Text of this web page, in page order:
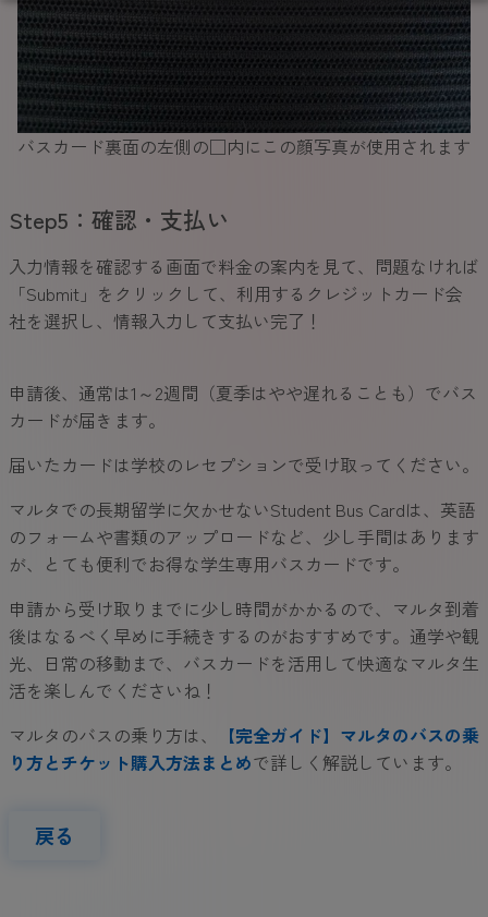
バスカード裏面の左側の□内にこの顔写真が使用されます
Step5：確認・支払い
入力情報を確認する画面で料金の案内を見て、問題なければ
「Submit」をクリックして、利用するクレジットカード会
社を選択し、情報入力して支払い完了！
申請後、通常は1～2週間（夏季はやや遅れることも）でバス
カードが届きます。
届いたカードは学校のレセプションで受け取ってください。
マルタでの長期留学に欠かせないStudent Bus Cardは、英語
のフォームや書類のアップロードなど、少し手間はあります
が、とても便利でお得な学生専用バスカードです。
申請から受け取りまでに少し時間がかかるので、マルタ到着
後はなるべく早めに手続きするのがおすすめです。通学や観
光、日常の移動まで、バスカードを活用して快適なマルタ生
活を楽しんでくださいね！
マルタのバスの乗り方は、
【完全ガイド】マルタのバスの乗
り方とチケット購入方法まとめで詳しく解説しています。
戻る